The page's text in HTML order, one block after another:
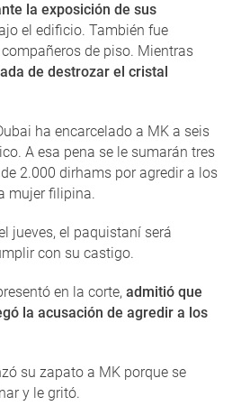
la exposición de sus
el edificio. También fue
de piso. Mientras
de destrozar el cristal
ha encarcelado a MK a seis
A esa pena se le sumarán tres
2.000 dirhams por agredir a los
mujer filipina.
jueves, el paquistaní será
con su castigo.
en la corte, admitió que
la acusación de agredir a los
su zapato a MK porque se
y le gritó.